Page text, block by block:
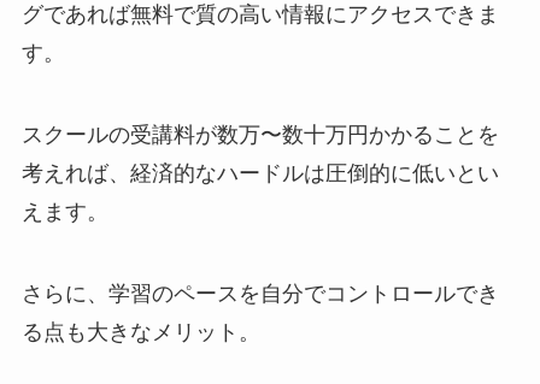
グであれば無料で質の高い情報にアクセスできま
す。
スクールの受講料が数万〜数十万円かかることを
考えれば、経済的なハードルは圧倒的に低いとい
えます。
さらに、学習のペースを自分でコントロールでき
る点も大きなメリット。